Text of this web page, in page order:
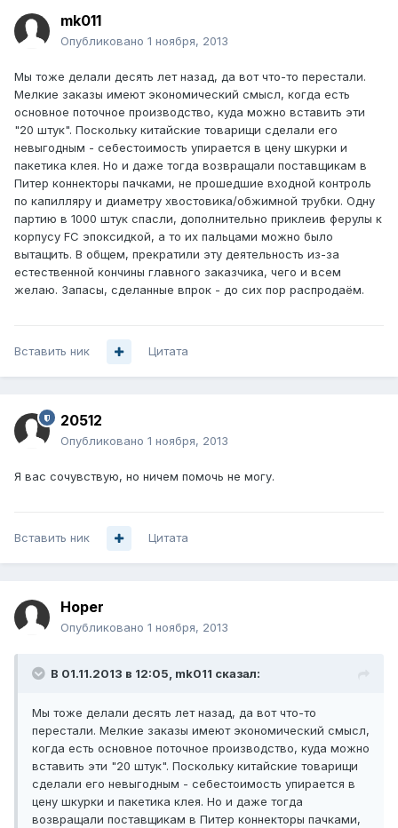
mk011
Опубликовано 1 ноября, 2013
Мы тоже делали десять лет назад, да вот что-то перестали.
Мелкие заказы имеют экономический смысл, когда есть
основное поточное производство, куда можно вставить эти
"20 штук". Поскольку китайские товарищи сделали его
невыгодным - себестоимость упирается в цену шкурки и
пакетика клея. Но и даже тогда возвращали поставщикам в
Питер коннекторы пачками, не прошедшие входной контроль
по капилляру и диаметру хвостовика/обжимной трубки. Одну
партию в 1000 штук спасли, дополнительно приклеив ферулы к
корпусу FC эпоксидкой, а то их пальцами можно было
вытащить. В общем, прекратили эту деятельность из-за
естественной кончины главного заказчика, чего и всем
желаю. Запасы, сделанные впрок - до сих пор распродаём.
Вставить ник Цитата
20512
Опубликовано 1 ноября, 2013
Я вас сочувствую, но ничем помочь не могу.
Вставить ник Цитата
Hoper
Опубликовано 1 ноября, 2013
В 01.11.2013 в 12:05, mk011 сказал:
Мы тоже делали десять лет назад, да вот что-то
перестали. Мелкие заказы имеют экономический смысл,
когда есть основное поточное производство, куда можно
вставить эти "20 штук". Поскольку китайские товарищи
сделали его невыгодным - себестоимость упирается в
цену шкурки и пакетика клея. Но и даже тогда
возвращали поставщикам в Питер коннекторы пачками,